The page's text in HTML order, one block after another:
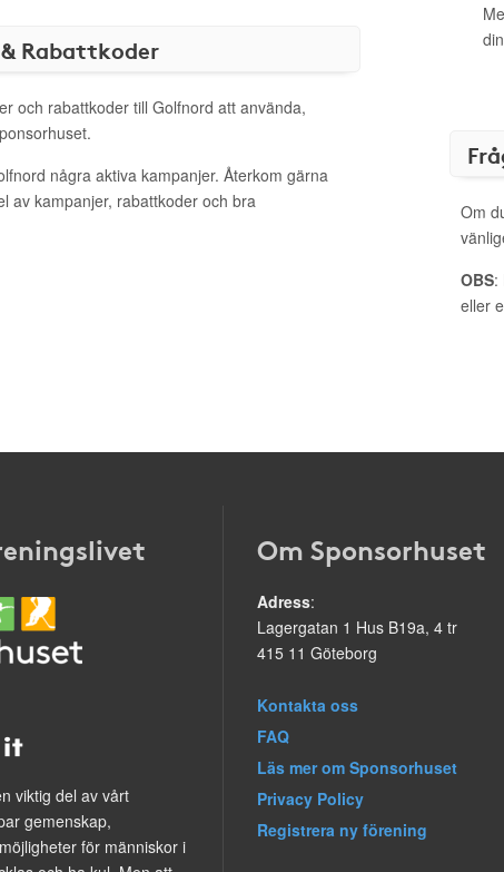
Rabattkoder
och rabattkoder till Golfnord att använda,
några aktiva kampanjer. Återkom gärna
av kampanjer, rabattkoder och bra
Om
OBS:
eller
viktig del av vårt
gemenskap,
för människor i
Om Sponsorhuset
Adress:
Lagergatan 1 Hus B19a, 4 tr
415 11 Göteborg
Kontakta oss
FAQ
Läs mer om Sponsorhuset
Privacy Policy
Registrera ny förening